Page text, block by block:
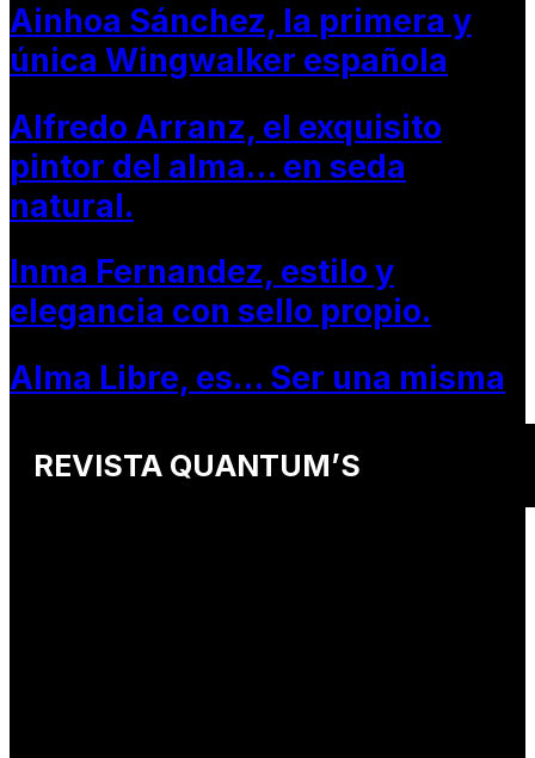
Ainhoa Sánchez, la primera y
única Wingwalker española
Alfredo Arranz, el exquisito
pintor del alma… en seda
natural.
Inma Fernandez, estilo y
elegancia con sello propio.
Alma Libre, es… Ser una misma
REVISTA QUANTUM’S